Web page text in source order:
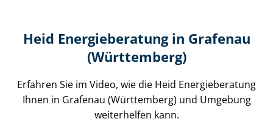
Heid Energieberatung in Grafenau
(Württemberg)
Erfahren Sie im Video, wie die Heid Energieberatung
Ihnen in Grafenau (Württemberg) und Umgebung
weiterhelfen kann.